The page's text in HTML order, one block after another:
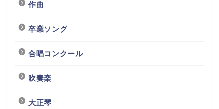
作曲
卒業ソング
合唱コンクール
吹奏楽
大正琴